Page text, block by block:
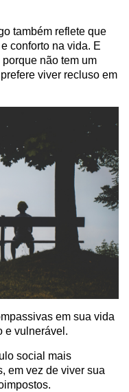
também reflete que
conforto na vida. E
não tem um
viver recluso em
em sua vida
e vulnerável.
social mais
em vez de viver sua